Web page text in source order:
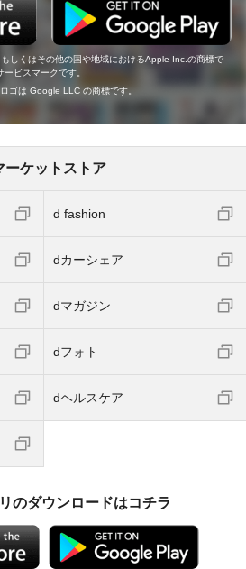
しくはその他の国や地域におけるApple Inc.の商標で
ビスマークです。
ゴは Google LLC の商標です。
ーケットストア
d fashion
dカーシェア
dマガジン
dフォト
dヘルスケア
のダウンロードはコチラ